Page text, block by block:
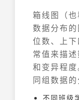
箱线图（
数据分布
位数、上
常值来描
和变异程
同组数据的
不同班级